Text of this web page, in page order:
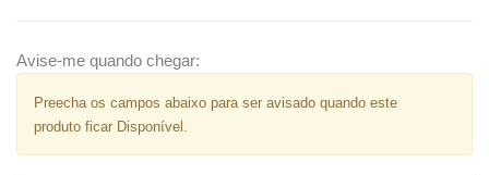
Avise-me quando chegar:
Preecha os campos abaixo para ser avisado quando este
produto ficar Disponível.